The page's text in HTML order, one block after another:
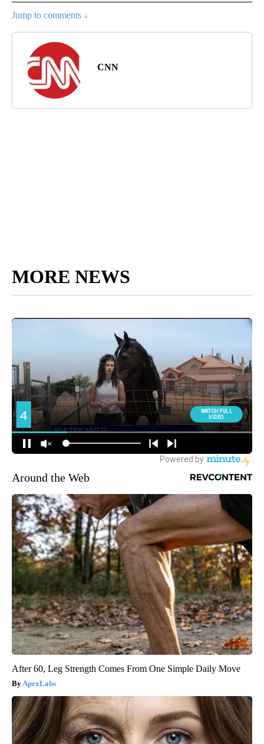
Jump to comments ↓
CNN
MORE NEWS
Around the Web
After 60, Leg Strength Comes From One Simple Daily Move
ApexLabs